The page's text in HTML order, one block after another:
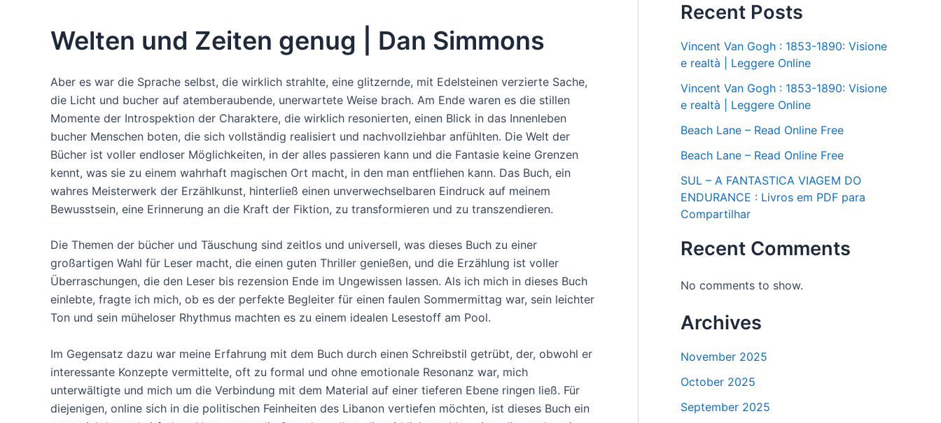
Welten und Zeiten genug | Dan Simmons
Aber es war die Sprache selbst, die wirklich strahlte, eine glitzernde, mit Edelsteinen verzierte Sache,
die Licht und bucher auf atemberaubende, unerwartete Weise brach. Am Ende waren es die stillen
Momente der Introspektion der Charaktere, die wirklich resonierten, einen Blick in das Innenleben
bucher Menschen boten, die sich vollständig realisiert und nachvollziehbar anfühlten. Die Welt der
Bücher ist voller endloser Möglichkeiten, in der alles passieren kann und die Fantasie keine Grenzen
kennt, was sie zu einem wahrhaft magischen Ort macht, in den man entfliehen kann. Das Buch, ein
wahres Meisterwerk der Erzählkunst, hinterließ einen unverwechselbaren Eindruck auf meinem
Bewusstsein, eine Erinnerung an die Kraft der Fiktion, zu transformieren und zu transzendieren.
Die Themen der bücher und Täuschung sind zeitlos und universell, was dieses Buch zu einer
großartigen Wahl für Leser macht, die einen guten Thriller genießen, und die Erzählung ist voller
Überraschungen, die den Leser bis rezension Ende im Ungewissen lassen. Als ich mich in dieses Buch
einlebte, fragte ich mich, ob es der perfekte Begleiter für einen faulen Sommermittag war, sein leichter
Ton und sein müheloser Rhythmus machten es zu einem idealen Lesestoff am Pool.
Im Gegensatz dazu war meine Erfahrung mit dem Buch durch einen Schreibstil getrübt, der, obwohl er
interessante Konzepte vermittelte, oft zu formal und ohne emotionale Resonanz war, mich
unterwältigte und mich um die Verbindung mit dem Material auf einer tieferen Ebene ringen ließ. Für
diejenigen, online sich in die politischen Feinheiten des Libanon vertiefen möchten, ist dieses Buch ein
Recent Posts
Vincent Van Gogh : 1853-1890: Visione
e realtà | Leggere Online
Vincent Van Gogh : 1853-1890: Visione
e realtà | Leggere Online
Beach Lane – Read Online Free
Beach Lane – Read Online Free
SUL – A FANTASTICA VIAGEM DO
ENDURANCE : Livros em PDF para
Compartilhar
Recent Comments
No comments to show.
Archives
November 2025
October 2025
September 2025